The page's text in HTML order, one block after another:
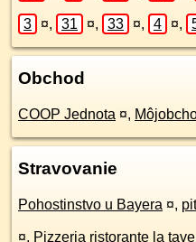
3 ¤, 31 ¤, 33 ¤, 4 ¤,
Obchod
COOP Jednota ¤,
Stravovanie
Pohostinstvo u Bayera ¤,
¤, Pizzeria ristorante la